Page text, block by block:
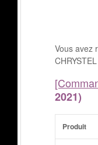
Vous avez
2021)
Produit